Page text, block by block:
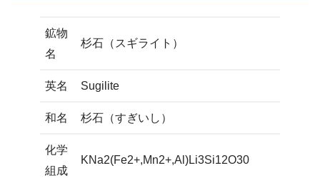
鉱物
名
杉石（スギライト）
英名 Sugilite
和名 杉石（すぎいし）
化学
組成
KNa2(Fe2+,Mn2+,Al)Li3Si12O30